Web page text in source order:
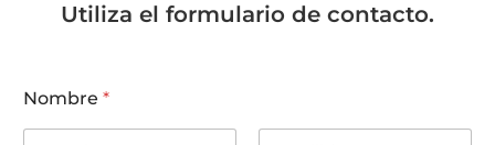
Utiliza el formulario de contacto.
Nombre *